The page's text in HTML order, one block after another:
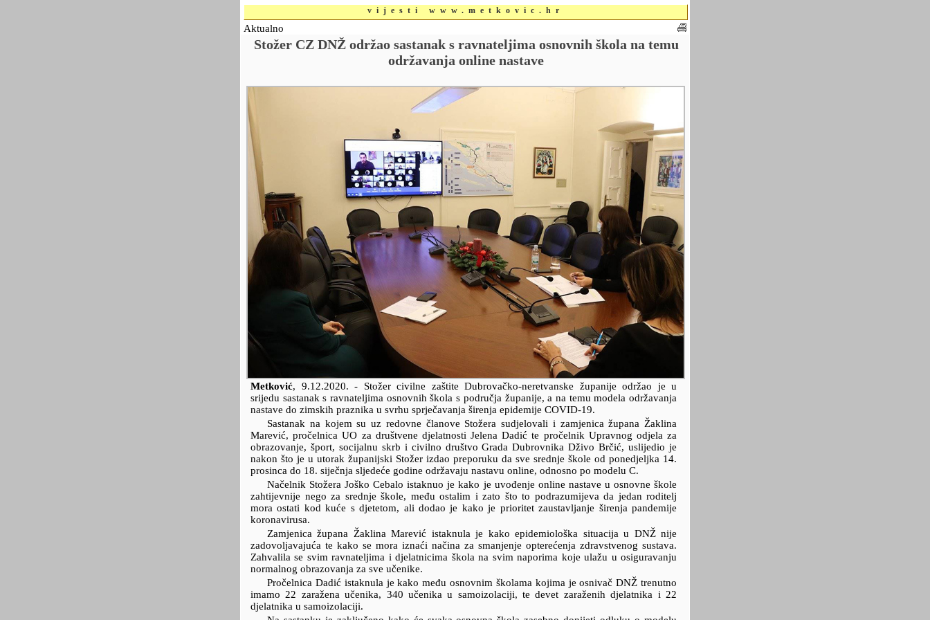
vijesti www.metkovic.hr
Aktualno
Stožer CZ DNŽ održao sastanak s ravnateljima osnovnih škola na temu
održavanja online nastave
Metković, 9.12.2020. - Stožer civilne zaštite Dubrovačko-neretvanske županije održao je u
srijedu sastanak s ravnateljima osnovnih škola s područja županije, a na temu modela održavanja
nastave do zimskih praznika u svrhu sprječavanja širenja epidemije COVID-19.
Sastanak na kojem su uz redovne članove Stožera sudjelovali i zamjenica župana Žaklina
Marević, pročelnica UO za društvene djelatnosti Jelena Dadić te pročelnik Upravnog odjela za
obrazovanje, šport, socijalnu skrb i civilno društvo Grada Dubrovnika Dživo Brčić, uslijedio je
nakon što je u utorak županijski Stožer izdao preporuku da sve srednje škole od ponedjeljka 14.
prosinca do 18. siječnja sljedeće godine održavaju nastavu online, odnosno po modelu C.
Načelnik Stožera Joško Cebalo istaknuo je kako je uvođenje online nastave u osnovne škole
zahtijevnije nego za srednje škole, među ostalim i zato što to podrazumijeva da jedan roditelj
mora ostati kod kuće s djetetom, ali dodao je kako je prioritet zaustavljanje širenja pandemije
koronavirusa.
Zamjenica župana Žaklina Marević istaknula je kako epidemiološka situacija u DNŽ nije
zadovoljavajuća te kako se mora iznaći načina za smanjenje opterećenja zdravstvenog sustava.
Zahvalila se svim ravnateljima i djelatnicima škola na svim naporima koje ulažu u osiguravanju
normalnog obrazovanja za sve učenike.
Pročelnica Dadić istaknula je kako među osnovnim školama kojima je osnivač DNŽ trenutno
imamo 22 zaražena učenika, 340 učenika u samoizolaciji, te devet zaraženih djelatnika i 22
djelatnika u samoizolaciji.